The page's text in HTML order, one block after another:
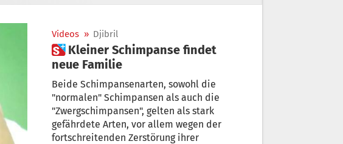
Videos » Djibril
 Kleiner Schimpanse findet
neue Familie
Beide Schimpansenarten, sowohl die
"normalen" Schimpansen als auch die
"Zwergschimpansen", gelten als stark
gefährdete Arten, vor allem wegen der
fortschreitenden Zerstörung ihrer